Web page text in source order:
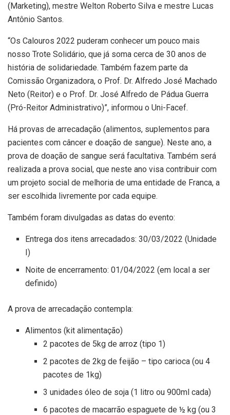
(Marketing), mestre Welton Roberto Silva e mestre Lucas
Antônio Santos.
“Os Calouros 2022 puderam conhecer um pouco mais
nosso Trote Solidário, que já soma cerca de 30 anos de
história de solidariedade. Também fazem parte da
Comissão Organizadora, o Prof. Dr. Alfredo José Machado
Neto (Reitor) e o Prof. Dr. José Alfredo de Pádua Guerra
(Pró-Reitor Administrativo)”, informou o Uni-Facef.
Há provas de arrecadação (alimentos, suplementos para
pacientes com câncer e doação de sangue). Neste ano, a
prova de doação de sangue será facultativa. Também será
realizada a prova social, que neste ano visa contribuir com
um projeto social de melhoria de uma entidade de Franca, a
ser escolhida livremente por cada equipe.
Também foram divulgadas as datas do evento:
Entrega dos itens arrecadados: 30/03/2022 (Unidade
I)
Noite de encerramento: 01/04/2022 (em local a ser
definido)
A prova de arrecadação contempla:
Alimentos (kit alimentação)
2 pacotes de 5kg de arroz (tipo 1)
2 pacotes de 2kg de feijão – tipo carioca (ou 4
pacotes de 1kg)
3 unidades óleo de soja (1 litro ou 900ml cada)
6 pacotes de macarrão espaguete de ½ kg (ou 3